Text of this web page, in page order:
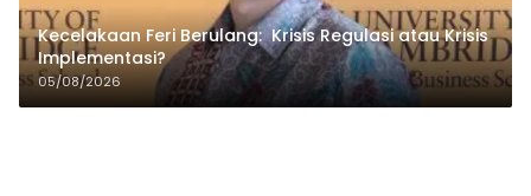
Kecelakaan Feri Berulang: Krisis Regulasi atau Krisis
Implementasi?
05/08/2026